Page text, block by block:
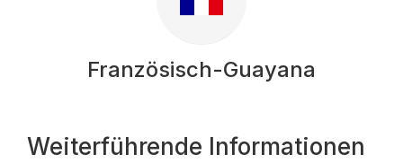
Französisch-Guayana
Weiterführende Informationen